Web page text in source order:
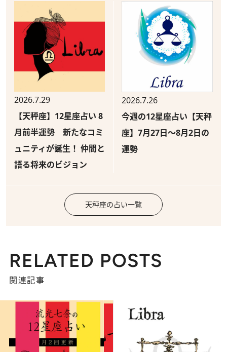
2026.7.29
【天秤座】12星座占い 8
月前半運勢 新たなコミ
ュニティが誕生！ 仲間と
語る将来のビジョン
2026.7.26
今週の12星座占い【天秤
座】7月27日～8月2日の
運勢
天秤座の占い一覧
RELATED POSTS
関連記事